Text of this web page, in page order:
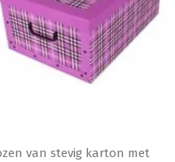
van stevig karton met